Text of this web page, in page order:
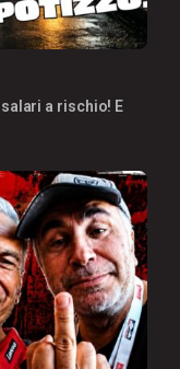
a rischio! E